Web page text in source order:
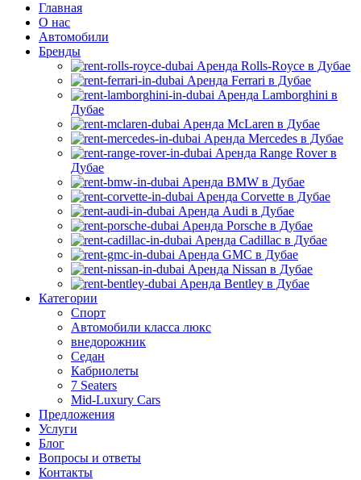
Главная
О нас
Автомобили
Бренды
Аренда Rolls-Royce в Дубае
Аренда Ferrari в Дубае
Аренда Lamborghini в
Дубае
Аренда McLaren в Дубае
Аренда Mercedes в Дубае
Аренда Range Rover в
Дубае
Аренда BMW в Дубае
Аренда Corvette в Дубае
Аренда Audi в Дубае
Аренда Porsche в Дубае
Аренда Cadillac в Дубае
Аренда GMC в Дубае
Аренда Nissan в Дубае
Аренда Bentley в Дубае
Категории
Спорт
Автомобили класса люкс
внедорожник
Седан
Кабриолеты
7 Seaters
Mid-Luxury Cars
Предложения
Услуги
Блог
Вопросы и ответы
Контакты